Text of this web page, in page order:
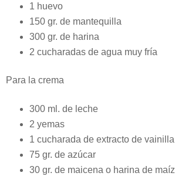
1 huevo
150 gr. de mantequilla
300 gr. de harina
2 cucharadas de agua muy fría
Para la crema
300 ml. de leche
2 yemas
1 cucharada de extracto de vainilla
75 gr. de azúcar
30 gr. de maicena o harina de maíz